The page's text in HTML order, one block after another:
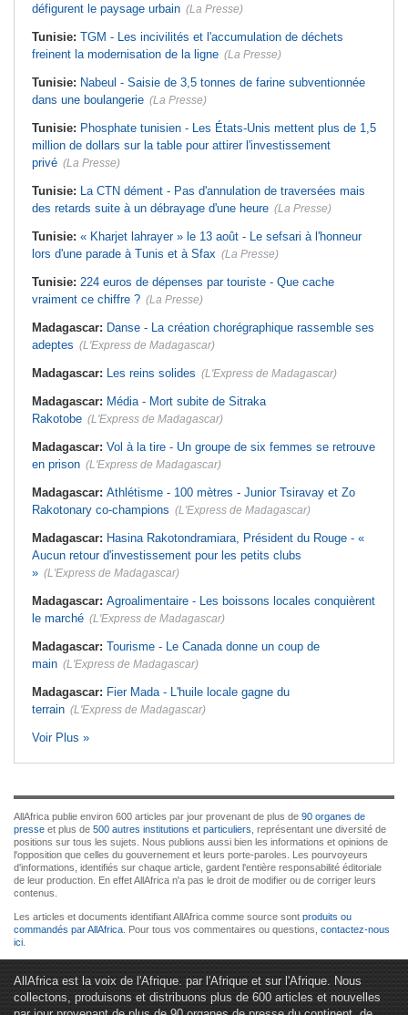
défigurent le paysage urbain (La Presse)
Tunisie: TGM - Les incivilités et l'accumulation de déchets
freinent la modernisation de la ligne (La Presse)
Tunisie: Nabeul - Saisie de 3,5 tonnes de farine subventionnée
dans une boulangerie (La Presse)
Tunisie: Phosphate tunisien - Les États-Unis mettent plus de 1,5
million de dollars sur la table pour attirer l'investissement
privé (La Presse)
Tunisie: La CTN dément - Pas d'annulation de traversées mais
des retards suite à un débrayage d'une heure (La Presse)
Tunisie: « Kharjet lahrayer » le 13 août - Le sefsari à l'honneur
lors d'une parade à Tunis et à Sfax (La Presse)
Tunisie: 224 euros de dépenses par touriste - Que cache
vraiment ce chiffre ? (La Presse)
Madagascar: Danse - La création chorégraphique rassemble ses
adeptes (L'Express de Madagascar)
Madagascar: Les reins solides (L'Express de Madagascar)
Madagascar: Média - Mort subite de Sitraka
Rakotobe (L'Express de Madagascar)
Madagascar: Vol à la tire - Un groupe de six femmes se retrouve
en prison (L'Express de Madagascar)
Madagascar: Athlétisme - 100 mètres - Junior Tsiravay et Zo
Rakotonary co-champions (L'Express de Madagascar)
Madagascar: Hasina Rakotondramiara, Président du Rouge - «
Aucun retour d'investissement pour les petits clubs
» (L'Express de Madagascar)
Madagascar: Agroalimentaire - Les boissons locales conquièrent
le marché (L'Express de Madagascar)
Madagascar: Tourisme - Le Canada donne un coup de
main (L'Express de Madagascar)
Madagascar: Fier Mada - L'huile locale gagne du
terrain (L'Express de Madagascar)
Voir Plus »
AllAfrica publie environ 600 articles par jour provenant de plus de 90 organes de
presse et plus de 500 autres institutions et particuliers , représentant une diversité de
positions sur tous les sujets. Nous publions aussi bien les informations et opinions de
l'opposition que celles du gouvernement et leurs porte-paroles. Les pourvoyeurs
d'informations, identifiés sur chaque article, gardent l'entière responsabilité éditoriale
de leur production. En effet AllAfrica n'a pas le droit de modifier ou de corriger leurs
contenus.
Les articles et documents identifiant AllAfrica comme source sont produits ou
commandés par AllAfrica . Pour tous vos commentaires ou questions, contactez-nous
ici
AllAfrica est la voix de l'Afrique. par l'Afrique et sur l'Afrique. Nous
collectons, produisons et distribuons plus de 600 articles et nouvelles